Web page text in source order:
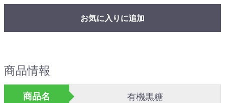
お気に入りに追加
商品情報
商品名 有機黒糖